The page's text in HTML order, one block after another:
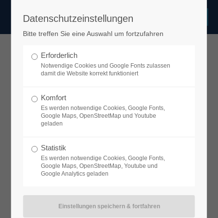
Login
Passwort
Anmelden
Register|Lost your password?
Support
Frauenarzt Dr. Christian Windelen
Kurfürstenstraße 5 - 7, 50678 Köln
Telefon:0221 311717
08:00–12:00
Sonntag
Geschlossen
09:00–12:00, 15:00–18:00
Datenschutzeinstellungen
Bitte treffen Sie eine Auswahl um fortzufahren
Erforderlich
Notwendige Cookies und Google Fonts zulassen
damit die Website korrekt funktioniert
Komfort
Es werden notwendige Cookies, Google Fonts,
Google Maps, OpenStreetMap und Youtube
geladen
Statistik
Es werden notwendige Cookies, Google Fonts,
Google Maps, OpenStreetMap, Youtube und
Google Analytics geladen